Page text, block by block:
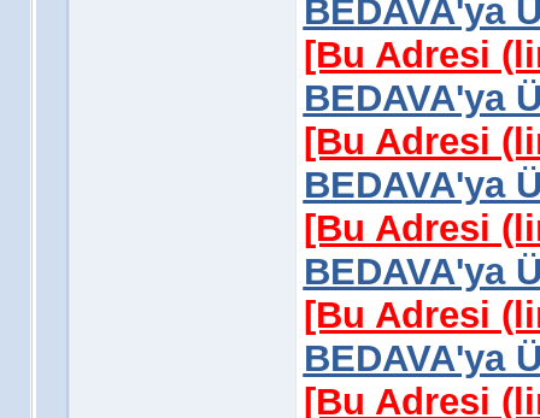
BEDAVA'ya
[Bu Adresi
BEDAVA'ya
[Bu Adresi
BEDAVA'ya
[Bu Adresi
BEDAVA'ya
[Bu Adresi
BEDAVA'ya
[Bu Adresi